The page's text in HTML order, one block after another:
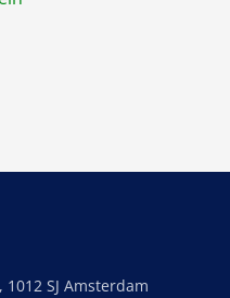
SJ Amsterdam